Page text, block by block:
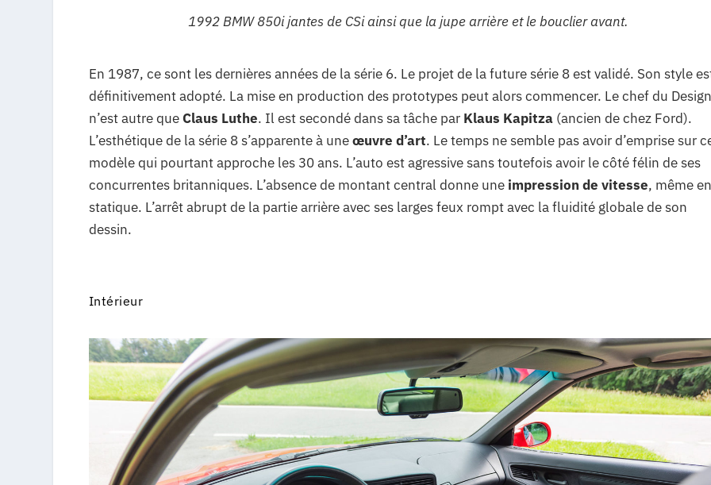
1992 BMW 850i jantes de CSi ainsi que la jupe arrière et le bouclier avant.
En 1987, ce sont les dernières années de la série 6. Le projet de la future série 8 est validé. Son style
définitivement adopté. La mise en production des prototypes peut alors commencer. Le chef du Design
n’est autre queClaus Luthe. Il est secondé dans sa tâche par Klaus Kapitza(ancien de chez Ford).
L’esthétique de la série 8 s’apparente à uneœuvre d’art. Le temps ne semble pas avoir d’emprise sur
modèle qui pourtant approche les 30 ans. L’auto est agressive sans toutefois avoir le côté félin de ses
concurrentes britanniques. L’absence de montant central donne une impression de vitesse, même en
statique. L’arrêt abrupt de la partie arrière avec ses larges feux rompt avec la fluidité globale de son
dessin.
Intérieur